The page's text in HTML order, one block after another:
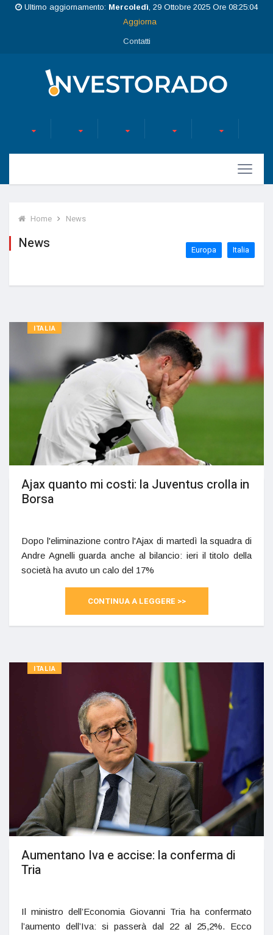
Ultimo aggiornamento: Mercoledì, 29 Ottobre 2025 Ore 08:25:04
Aggiorna
Contatti
Home News
News Europa Italia
ITALIA
Ajax quanto mi costi: la Juventus crolla in
Borsa
Dopo l'eliminazione contro l'Ajax di martedì la squadra di
Andre Agnelli guarda anche al bilancio: ieri il titolo della
società ha avuto un calo del 17%
CONTINUA A LEGGERE >>
ITALIA
Aumentano Iva e accise: la conferma di
Tria
Il ministro dell’Economia Giovanni Tria ha confermato
l’aumento dell’Iva: si passerà dal 22 al 25,2%. Ecco